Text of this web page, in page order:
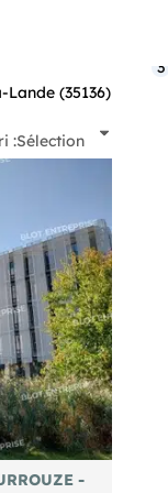
(35136)
3
:Sélection
-